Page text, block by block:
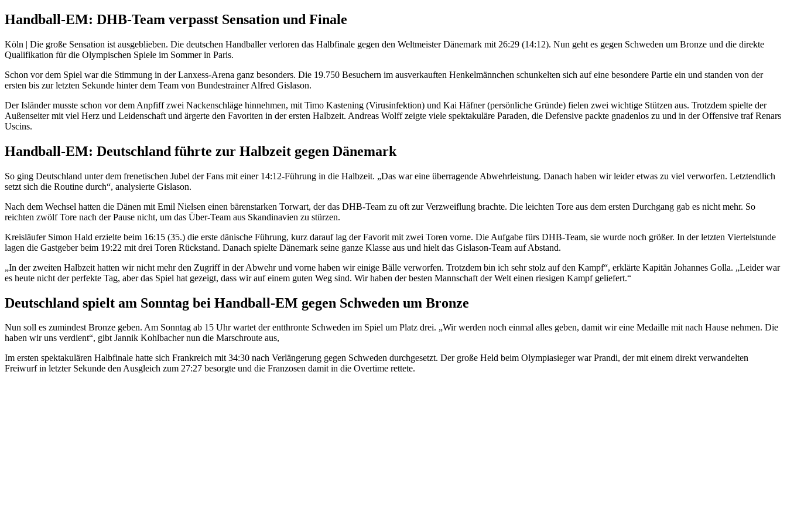
Handball-EM: DHB-Team verpasst Sensation und Finale
Köln | Die große Sensation ist ausgeblieben. Die deutschen Handballer verloren das Halbfinale gegen den Weltmeister Dänemark mit 26:29 (14:12). Nun geht es gegen Schweden um Bronze und die direkte
Qualifikation für die Olympischen Spiele im Sommer in Paris.
Schon vor dem Spiel war die Stimmung in der Lanxess-Arena ganz besonders. Die 19.750 Besuchern im ausverkauften Henkelmännchen schunkelten sich auf eine besondere Partie ein und standen von der
ersten bis zur letzten Sekunde hinter dem Team von Bundestrainer Alfred Gislason.
Der Isländer musste schon vor dem Anpfiff zwei Nackenschläge hinnehmen, mit Timo Kastening (Virusinfektion) und Kai Häfner (persönliche Gründe) fielen zwei wichtige Stützen aus. Trotzdem spielte der
Außenseiter mit viel Herz und Leidenschaft und ärgerte den Favoriten in der ersten Halbzeit. Andreas Wolff zeigte viele spektakuläre Paraden, die Defensive packte gnadenlos zu und in der Offensive traf Renars
Uscins.
Handball-EM: Deutschland führte zur Halbzeit gegen Dänemark
So ging Deutschland unter dem frenetischen Jubel der Fans mit einer 14:12-Führung in die Halbzeit. „Das war eine überragende Abwehrleistung. Danach haben wir leider etwas zu viel verworfen. Letztendlich
setzt sich die Routine durch“, analysierte Gislason.
Nach dem Wechsel hatten die Dänen mit Emil Nielsen einen bärenstarken Torwart, der das DHB-Team zu oft zur Verzweiflung brachte. Die leichten Tore aus dem ersten Durchgang gab es nicht mehr. So
reichten zwölf Tore nach der Pause nicht, um das Über-Team aus Skandinavien zu stürzen.
Kreisläufer Simon Hald erzielte beim 16:15 (35.) die erste dänische Führung, kurz darauf lag der Favorit mit zwei Toren vorne. Die Aufgabe fürs DHB-Team, sie wurde noch größer. In der letzten Viertelstunde
lagen die Gastgeber beim 19:22 mit drei Toren Rückstand. Danach spielte Dänemark seine ganze Klasse aus und hielt das Gislason-Team auf Abstand.
„In der zweiten Halbzeit hatten wir nicht mehr den Zugriff in der Abwehr und vorne haben wir einige Bälle verworfen. Trotzdem bin ich sehr stolz auf den Kampf“, erklärte Kapitän Johannes Golla. „Leider war
es heute nicht der perfekte Tag, aber das Spiel hat gezeigt, dass wir auf einem guten Weg sind. Wir haben der besten Mannschaft der Welt einen riesigen Kampf geliefert.“
Deutschland spielt am Sonntag bei Handball-EM gegen Schweden um Bronze
Nun soll es zumindest Bronze geben. Am Sonntag ab 15 Uhr wartet der entthronte Schweden im Spiel um Platz drei. „Wir werden noch einmal alles geben, damit wir eine Medaille mit nach Hause nehmen. Die
haben wir uns verdient“, gibt Jannik Kohlbacher nun die Marschroute aus,
Im ersten spektakulären Halbfinale hatte sich Frankreich mit 34:30 nach Verlängerung gegen Schweden durchgesetzt. Der große Held beim Olympiasieger war Prandi, der mit einem direkt verwandelten
Freiwurf in letzter Sekunde den Ausgleich zum 27:27 besorgte und die Franzosen damit in die Overtime rettete.